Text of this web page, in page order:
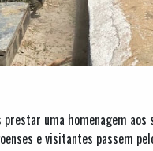
uma homenagem
e visitantes passem